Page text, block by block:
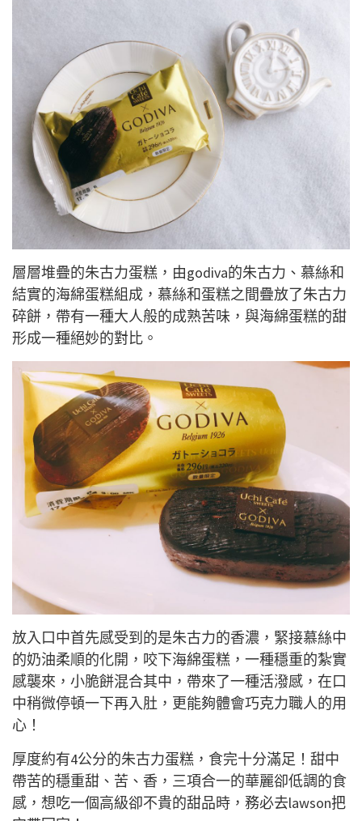
層層堆疊的朱古力蛋糕，由godiva的朱古力、慕絲和
結實的海綿蛋糕組成，慕絲和蛋糕之間疊放了朱古力
碎餅，帶有一種大人般的成熟苦味，與海綿蛋糕的甜
形成一種絕妙的對比。
放入口中首先感受到的是朱古力的香濃，緊接慕絲中
的奶油柔順的化開，咬下海綿蛋糕，一種穩重的紮實
感襲來，小脆餅混合其中，帶來了一種活潑感，在口
中稍微停頓一下再入肚，更能夠體會巧克力職人的用
心！
厚度約有4公分的朱古力蛋糕，食完十分滿足！甜中
帶苦的穩重甜、苦、香，三項合一的華麗卻低調的食
感，想吃一個高級卻不貴的甜品時，務必去lawson把